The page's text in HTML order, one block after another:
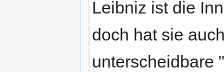
Leibniz ist die
doch hat sie
unterscheidbare